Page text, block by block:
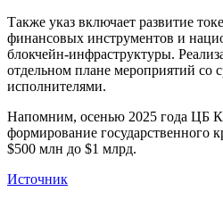
Также указ включает развитие
финансовых инструментов и
блокчейн-инфраструктуры.
отдельном плане мероприятий со
исполнителями.
Напомним, осенью 2025 года ЦБ
формирование государственного
$500 млн до $1 млрд.
Источник